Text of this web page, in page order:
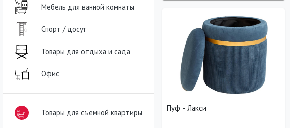
Мебель для ванной комнаты
Спорт / досуг
Товары для отдыха и сада
Офис
Товары для съемной квартиры
Высота
20 см
Глубина
46 см
Пуф - Лакси